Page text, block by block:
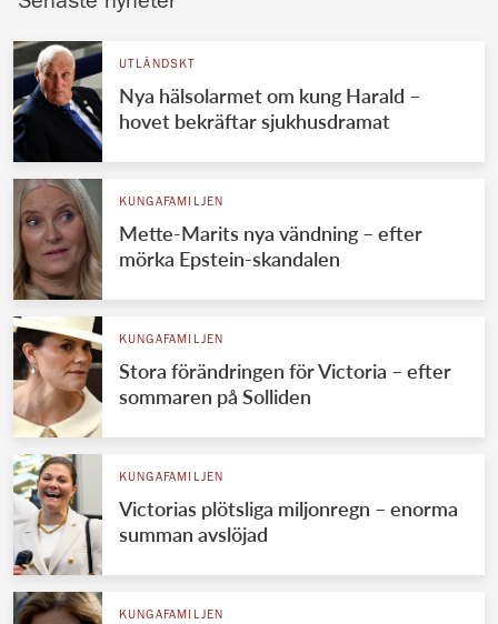
UTLÄNDSKT
Nya hälsolarmet om kung Harald –
hovet bekräftar sjukhusdramat
KUNGAFAMILJEN
Mette-Marits nya vändning – efter
mörka Epstein-skandalen
KUNGAFAMILJEN
Stora förändringen för Victoria – efter
sommaren på Solliden
KUNGAFAMILJEN
Victorias plötsliga miljonregn – enorma
summan avslöjad
KUNGAFAMILJEN